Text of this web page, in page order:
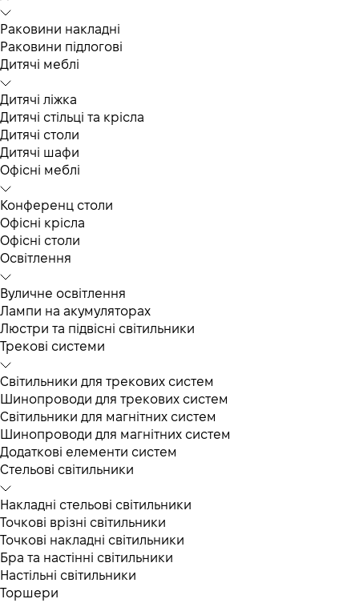
Раковини накладні
Раковини підлогові
Дитячі меблі
Дитячі ліжка
Дитячі стільці та крісла
Дитячі столи
Дитячі шафи
Офісні меблі
Конференц столи
Офісні крісла
Офісні столи
Освітлення
Вуличне освітлення
Лампи на акумуляторах
Люстри та підвісні світильники
Трекові системи
Світильники для трекових систем
Шинопроводи для трекових систем
Світильники для магнітних систем
Шинопроводи для магнітних систем
Додаткові елементи систем
Cтельові світильники
Накладні стельові світильники
Точкові врізні світильники
Точкові накладні світильники
Бра та настінні світильники
Настільні світильники
Торшери